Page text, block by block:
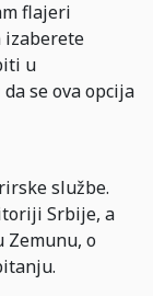
flajeri
izaberete
u
se ova opcija
službe.
Srbije, a
Zemunu, o